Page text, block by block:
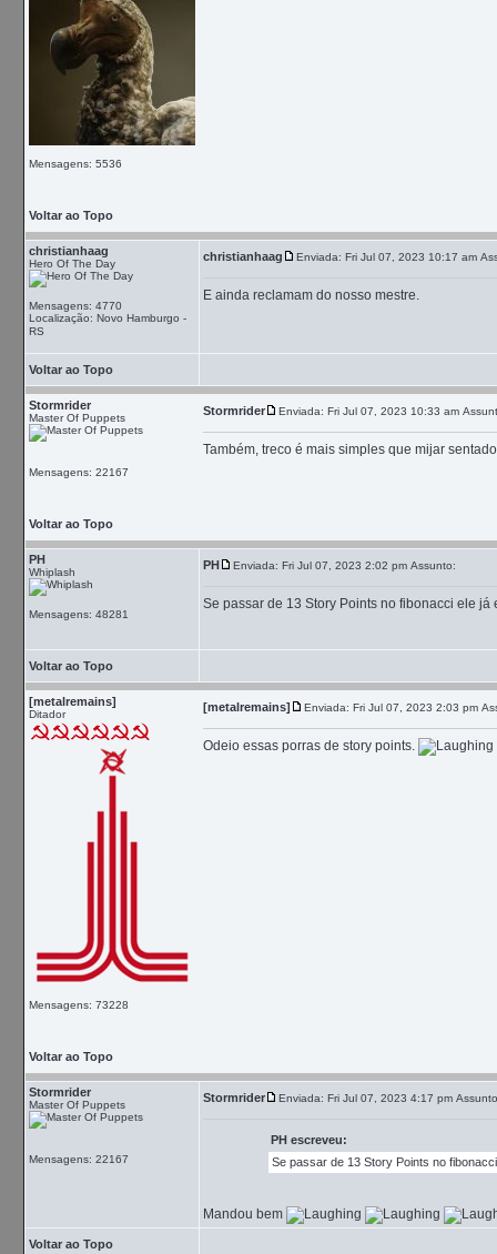
Mensagens: 5536
Voltar ao Topo
christianhaag
Hero Of The Day
Mensagens: 4770
Localização: Novo Hamburgo -
RS
christianhaag Enviada: Fri Jul 07, 2023 10:17 am
E ainda reclamam do nosso mestre.
Voltar ao Topo
Stormrider
Master Of Puppets
Mensagens: 22167
Stormrider Enviada: Fri Jul 07, 2023 10:33 am
Também, treco é mais simples que mijar
Voltar ao Topo
PH
Whiplash
Mensagens: 48281
PH Enviada: Fri Jul 07, 2023 2:02 pm Assunto:
Se passar de 13 Story Points no fibonacci ele já
Voltar ao Topo
[metalremains]
Ditador
Mensagens: 73228
[metalremains] Enviada: Fri Jul 07, 2023 2:03 pm
Odeio essas porras de story points.
Voltar ao Topo
Stormrider
Master Of Puppets
Mensagens: 22167
Stormrider Enviada: Fri Jul 07, 2023 4:17 pm
PH escreveu:
Se passar de 13 Story Points no
Mandou bem
Voltar ao Topo